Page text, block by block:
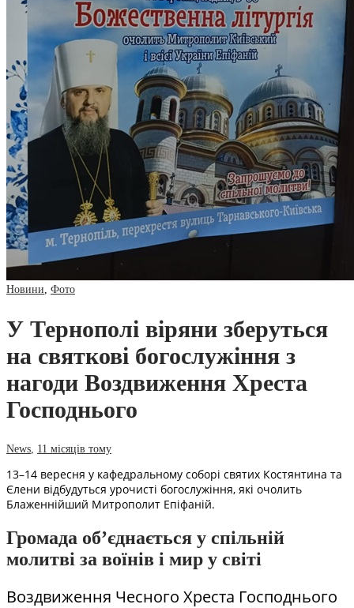
Новини Фото
У Тернополі віряни зберуться
на святкові богослужіння з
нагоди Воздвиження Хреста
Господнього
News 11 місяців тому
13–14 вересня у кафедральному соборі святих Костянтина та
Єлени відбудуться урочисті богослужіння, які очолить
Блаженнійший Митрополит Епіфаній.
Громада об’єднається у спільній
молитві за воїнів і мир у світі
Воздвиження Чесного Хреста Господнього